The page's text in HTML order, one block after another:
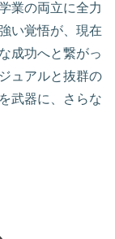
業の両立に全力
い覚悟が、現在
成功へと繋がっ
ュアルと抜群の
武器に、さらな